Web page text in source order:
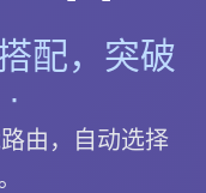
配，突破
由，自动选择